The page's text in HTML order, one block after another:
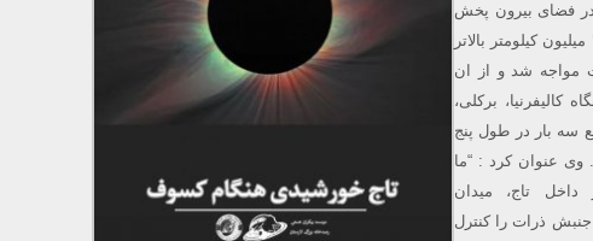
فضای بیرون پخش
می شوند.پارکر با این مرز که در حدود ۱۳ میلیون کیلومتر بالاتر
مواجه شد و از ان
کالیفرنیا، برکلی،
سه بار در طول پنج
وی عنوان کرد : “ما
تاج، میدان
ذرات را کنترل